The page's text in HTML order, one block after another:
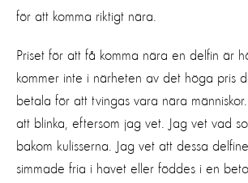
för att komma riktigt nära.
Priset för att få komma nära en delfin är
kommer inte i närheten av det höga pris
betala för att tvingas vara nära
att blinka, eftersom jag vet. Jag vet vad
bakom kulisserna. Jag vet att dessa
simmade fria i havet eller föddes i en